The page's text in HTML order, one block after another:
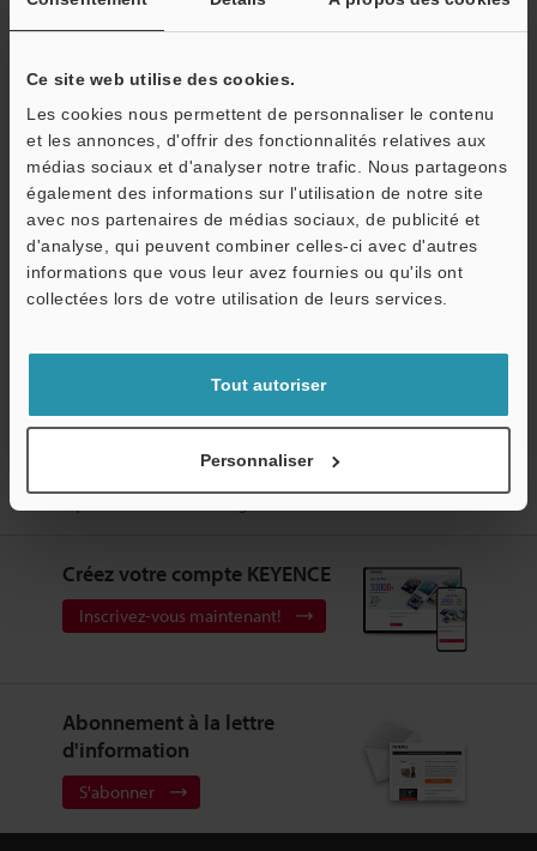
Ce site web utilise des cookies.
Les cookies nous permettent de personnaliser le contenu
et les annonces, d'offrir des fonctionnalités relatives aux
médias sociaux et d'analyser notre trafic. Nous partageons
également des informations sur l'utilisation de notre site
avec nos partenaires de médias sociaux, de publicité et
d'analyse, qui peuvent combiner celles-ci avec d'autres
informations que vous leur avez fournies ou qu'ils ont
collectées lors de votre utilisation de leurs services.
Tout autoriser
Personnaliser
Série LR-X Manuel d'instruction
PDF:992KB /Français
Télécharger
Créez votre compte KEYENCE
Inscrivez-vous maintenant!
Abonnement à la lettre
d'information
S'abonner